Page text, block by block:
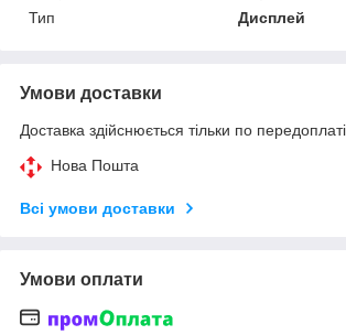
Тип
Дисплей
Умови доставки
Доставка здійснюється тільки по передоплаті.
Нова Пошта
Всі умови доставки
Умови оплати